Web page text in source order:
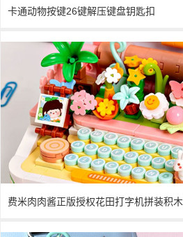
卡通动物按键26键解压键盘钥匙扣
费米肉肉酱正版授权花田打字机拼装积木